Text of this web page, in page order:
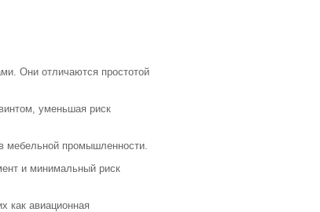
Они отличаются простотой
уменьшая риск
мебельной промышленности.
и минимальный риск
как авиационная